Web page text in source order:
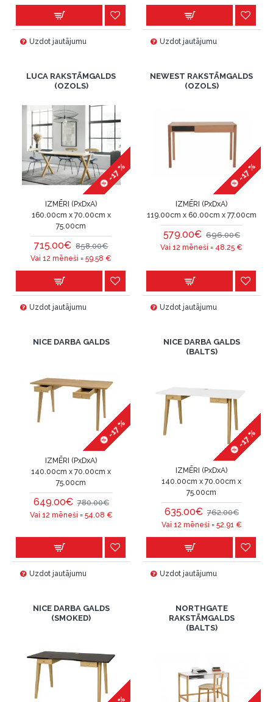
Uzdot jautājumu Uzdot jautājumu
LUCA RAKSTĀMGALDS
(OZOLS)
-17 %
IZMĒRI (PxDxA)
160.00cm x 70.00cm x
75.00cm
715.00€ 858.00€
Vai 12 mēneši =59.58 €
Uzdot jautājumu
NEWEST RAKSTĀMGALDS
(OZOLS)
-17 %
IZMĒRI (PxDxA)
119.00cm x 60.00cm x 77.00cm
579.00€ 696.00€
Vai 12 mēneši = 48.25 €
Uzdot jautājumu
NICE DARBA GALDS
-17 %
IZMĒRI (PxDxA)
140.00cm x 70.00cm x
75.00cm
649.00€ 780.00€
Vai 12 mēneši = 54.08 €
Uzdot jautājumu
NICE DARBA GALDS
(BALTS)
-17 %
IZMĒRI (PxDxA)
140.00cm x 70.00cm x
75.00cm
635.00€ 762.00€
Vai 12 mēneši = 52.91 €
Uzdot jautājumu
NICE DARBA GALDS
(SMOKED)
NORTHGATE
RAKSTĀMGALDS
(BALTS)